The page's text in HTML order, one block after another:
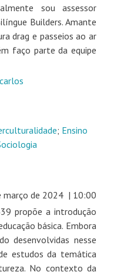
sou assessor
Builders. Amante
drag e passeios ao ar
faço parte da equipe
; Ensino
março de 2024 | 10:00
propõe a introdução
básica. Embora
desenvolvidas nesse
estudos da temática
No contexto da